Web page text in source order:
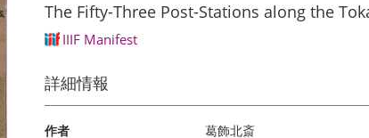
The Fifty-Three Post-Stations along the
IIIF Manifest
詳細情報
作者
葛飾北斎